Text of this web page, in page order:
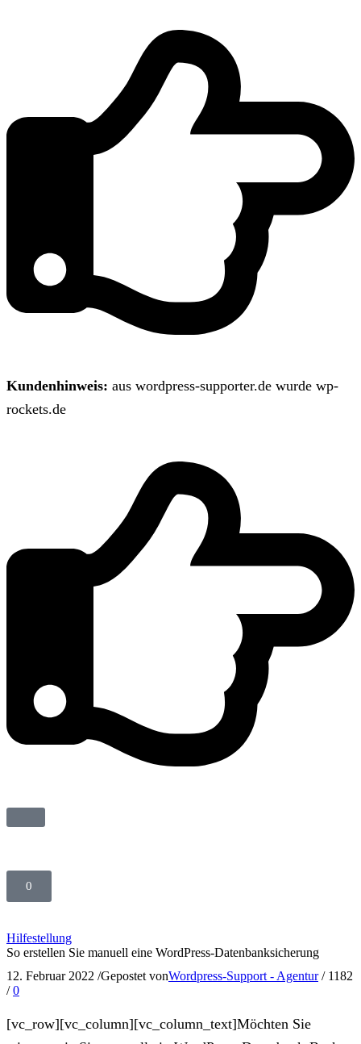
Kundenhinweis: aus wordpress-supporter.de wurde wp-
rockets.de
0
Hilfestellung
So erstellen Sie manuell eine WordPress-Datenbanksicherung
12. Februar 2022 /Gepostet vonWordpress-Support - Agentur / 1182
/ 0
[vc_row][vc_column][vc_column_text]Möchten Sie